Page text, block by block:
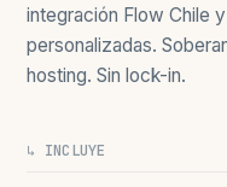
integración Flow Chile
personalizadas.
hosting. Sin lock-in.
↳ INCLUYE